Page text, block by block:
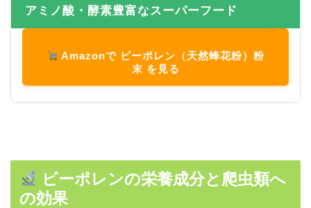
アミノ酸・酵素豊富なスーパーフード
Amazonで ビーポレン（天然蜂花粉）粉
末 を見る
ビーポレンの栄養成分と爬虫類へ
の効果